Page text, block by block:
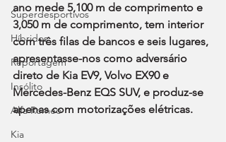
Superdesportivos
Híbridos
Reportagem
Insólito
Alfa Romeo
Kia
ano mede 5,100 m de comprimento e
3,050 m de comprimento, tem interior
com três filas de bancos e seis lugares,
apresentasse-nos como adversário
direto de Kia EV9, Volvo EX90 e
Mercedes-Benz EQS SUV, e produz-se
apenas com motorizações elétricas.